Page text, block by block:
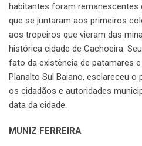
habitantes foram remanescentes
que se juntaram aos primeiros
aos tropeiros que vieram das
histórica cidade de Cachoeira.
fato da existência de patamares
Planalto Sul Baiano, esclareceu o
os cidadãos e autoridades
data da cidade.
MUNIZ FERREIRA